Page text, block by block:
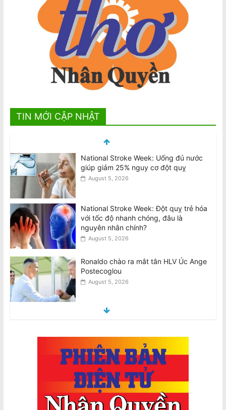
TIN MỚI CẬP NHẬT
National Stroke Week: Uống đủ nước
giúp giảm 25% nguy cơ đột quỵ
August 5, 2026
National Stroke Week: Đột quỵ trẻ hóa
với tốc độ nhanh chóng, đâu là
nguyên nhân chính?
August 5, 2026
Ronaldo chào ra mắt tân HLV Úc Ange
Postecoglou
August 5, 2026
Thông Báo của Ban Giải Quyết Khiếu
VIDEO: Chủ tiệm tạp hóa Văn Việt
Trương vẫn đang trong tình trạng
nguy kịch
August 4, 2026